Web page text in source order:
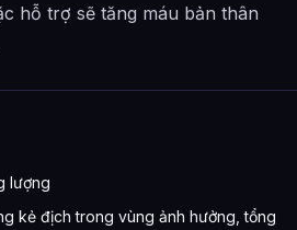
hỗ trợ sẽ tăng máu bản thân
lượng
kẻ địch trong vùng ảnh hưởng, tổng